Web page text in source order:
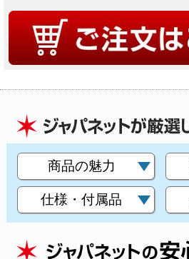
商品の魅力
仕様・付属品